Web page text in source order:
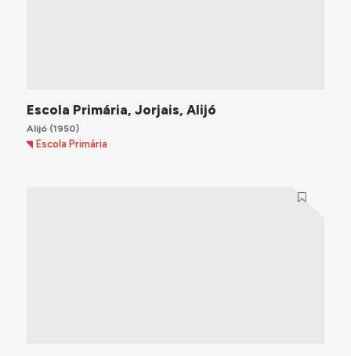
Escola Primária, Jorjais, Alijó
Alijó(1950)
Escola Primária